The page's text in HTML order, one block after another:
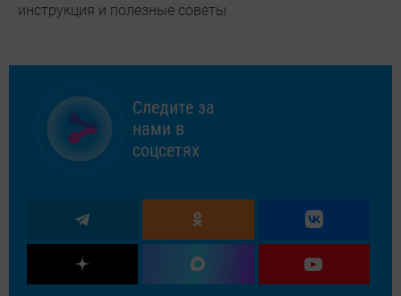
инструкция и полезные советы
Следите за
нами в
соцсетях